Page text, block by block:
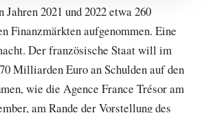
2021 und 2022 etwa 260
Finanzmärkten aufgenommen. Eine
Der französische Staat will im
Milliarden Euro an Schulden auf den
wie die Agence France Trésor am
am Rande der Vorstellung des